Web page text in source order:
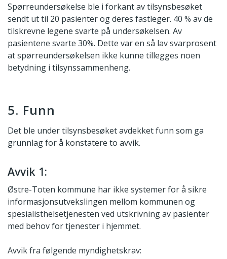
Spørreundersøkelse ble i forkant av tilsynsbesøket
sendt ut til 20 pasienter og deres fastleger. 40 % av de
tilskrevne legene svarte på undersøkelsen. Av
pasientene svarte 30%. Dette var en så lav svarprosent
at spørreundersøkelsen ikke kunne tillegges noen
betydning i tilsynssammenheng.
5. Funn
Det ble under tilsynsbesøket avdekket funn som ga
grunnlag for å konstatere to avvik.
Avvik 1:
Østre-Toten kommune har ikke systemer for å sikre
informasjonsutvekslingen mellom kommunen og
spesialisthelsetjenesten ved utskrivning av pasienter
med behov for tjenester i hjemmet.
Avvik fra følgende myndighetskrav: